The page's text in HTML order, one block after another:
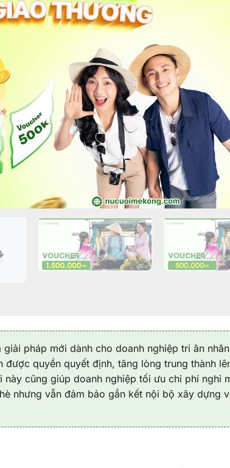
pháp mới dành cho doanh nghiệp tri ân
được quyền quyết định, tăng lòng trung thành
cũng giúp doanh nghiệp tối ưu chi phí nghỉ
nhưng vẫn đảm bảo gắn kết nội bộ xây dựng